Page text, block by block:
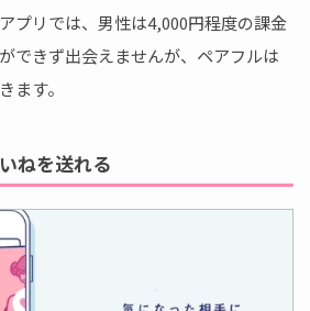
プリでは、男性は4,000円程度の課金
できず出会えませんが、ペアフルは
ます。
ねを送れる